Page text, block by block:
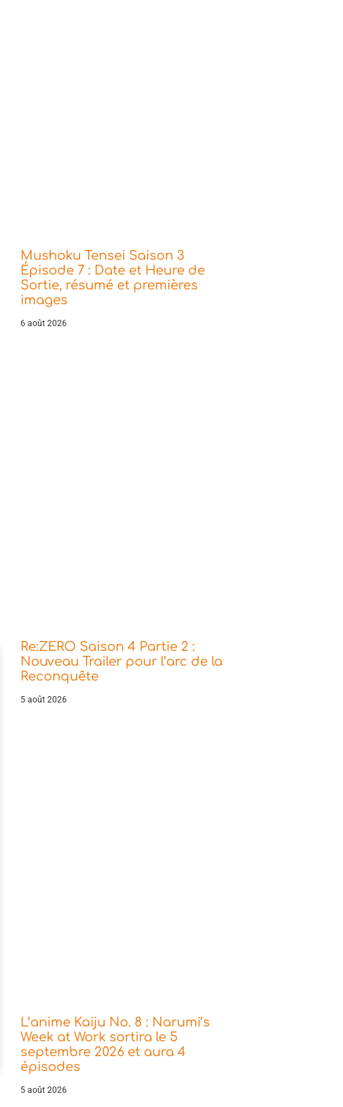
Mushoku Tensei Saison 3
Épisode 7 : Date et Heure de
Sortie, résumé et premières
images
6 août 2026
Re:ZERO Saison 4 Partie 2 :
Nouveau Trailer pour l’arc de la
Reconquête
5 août 2026
L’anime Kaiju No. 8 : Narumi’s
Week at Work sortira le 5
septembre 2026 et aura 4
épisodes
5 août 2026